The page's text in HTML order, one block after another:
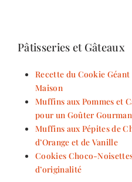
Pâtisseries et Gâteaux
Recette du Cookie
Maison
Muffins aux Pommes et
pour un Goûter
Muffins aux Pépites de
d’Orange et de Vanille
Cookies Choco-
d’originalité